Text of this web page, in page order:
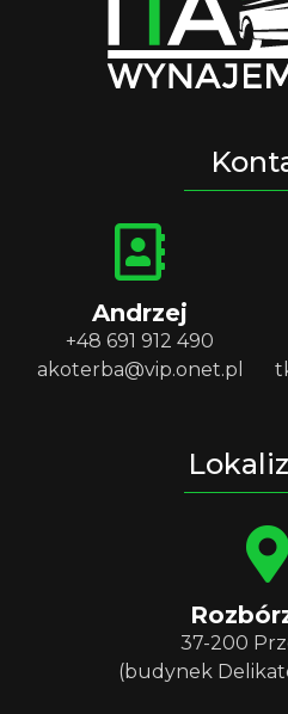
Andrzej
+48 691 912 490
akoterba@vip.onet.pl
37-200
(budynek